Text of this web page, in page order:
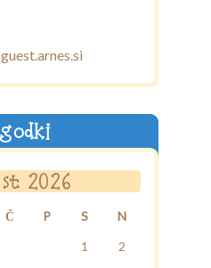
2026
Č P S
N
1
2